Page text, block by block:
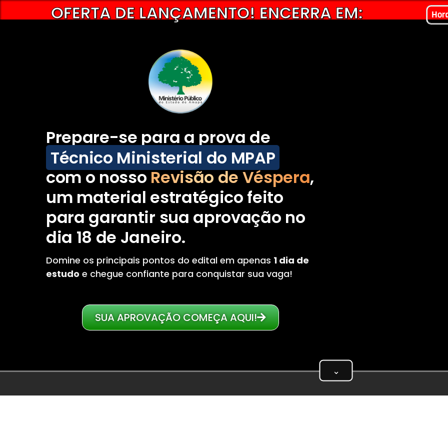
OFERTA DE LANÇAMENTO! ENCERRA EM:
Prepare-se para a prova de
Técnico Ministerial do MPAP
com o nossoRevisão de Véspera,
um material estratégico feito
para garantir sua aprovação no
dia 18 de Janeiro.
Domine os principais pontos do edital em apenas 1 dia de
estudo e chegue confiante para conquistar sua vaga!
SUA APROVAÇÃO COMEÇA AQUI!
⌄